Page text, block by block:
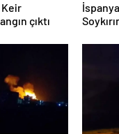
Keir
çıktı